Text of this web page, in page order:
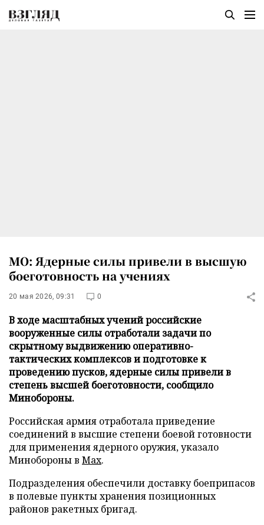
МО: Ядерные силы привели в высшую
боеготовность на учениях
20 мая 2026, 09:31 0
В ходе масштабных учений российские
вооруженные силы отработали задачи по
скрытному выдвижению оперативно-
тактических комплексов и подготовке к
проведению пусков, ядерные силы привели в
степень высшей боеготовности, сообщило
Минобороны.
Российская армия отработала приведение
соединений в высшие степени боевой готовности
для применения ядерного оружия, указало
Минобороны в Max.
Подразделения обеспечили доставку боеприпасов
в полевые пункты хранения позиционных
районов ракетных бригад.